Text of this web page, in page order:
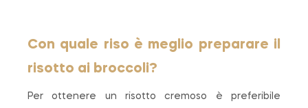
Con quale riso è meglio preparare il
risotto ai broccoli?
Per ottenere un risotto cremoso è preferibile